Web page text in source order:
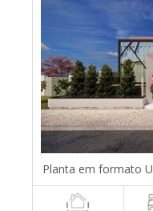
Planta em formato U